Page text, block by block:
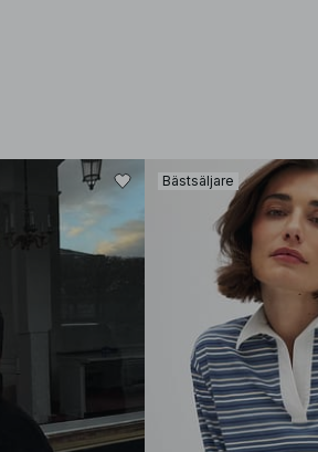
Bästsäljare